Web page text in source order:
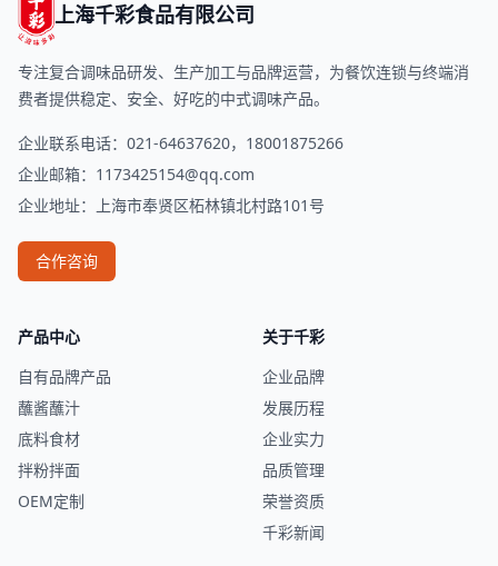
上海千彩食品有限公司
专注复合调味品研发、生产加工与品牌运营，为餐饮连锁与终端消
费者提供稳定、安全、好吃的中式调味产品。
企业联系电话：021-64637620，18001875266
企业邮箱： 1173425154@qq.com
企业地址：上海市奉贤区柘林镇北村路101号
合作咨询
产品中心
自有品牌产品
蘸酱蘸汁
底料食材
拌粉拌面
OEM定制
关于千彩
企业品牌
发展历程
企业实力
品质管理
荣誉资质
千彩新闻